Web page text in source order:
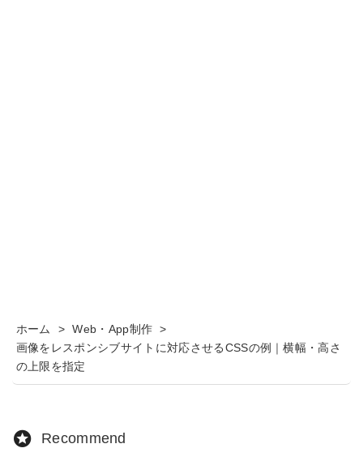
ホーム > Web・App制作 >
画像をレスポンシブサイトに対応させるCSSの例｜横幅・高さ
の上限を指定
Recommend